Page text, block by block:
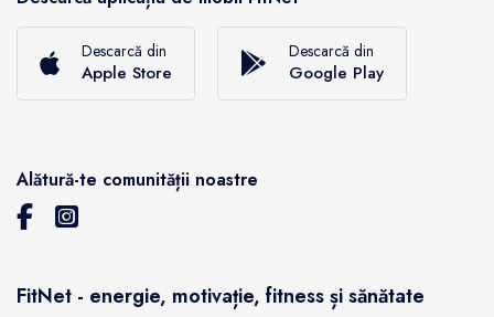
Descarcă din
Apple Store
Descarcă din
Google Play
Alătură-te comunității noastre
FitNet - energie, motivație, fitness și sănătate